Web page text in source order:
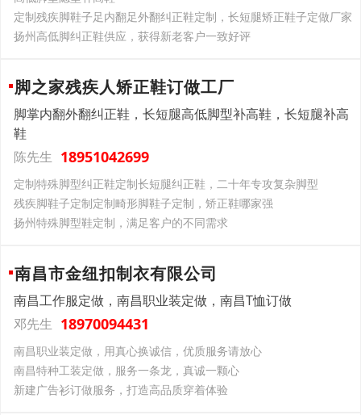
定制残疾脚鞋子足内翻足外翻纠正鞋定制，长短腿矫正鞋子定做厂家
扬州高低脚纠正鞋供应，获得新老客户一致好评
脚之家残疾人矫正鞋订做工厂
脚掌内翻外翻纠正鞋，长短腿高低脚型补高鞋，长短腿补高
鞋
陈先生 18951042699
定制特殊脚型纠正鞋定制长短腿纠正鞋，二十年专攻复杂脚型
残疾脚鞋子定制定制畸形脚鞋子定制，矫正鞋哪家强
扬州特殊脚型鞋定制，满足客户的不同需求
南昌市金纽扣制衣有限公司
南昌工作服定做，南昌职业装定做，南昌T恤订做
邓先生 18970094431
南昌职业装定做，用真心换诚信，优质服务请放心
南昌特种工装定做，服务一条龙，真诚一颗心
新建广告衫订做服务，打造高品质穿着体验